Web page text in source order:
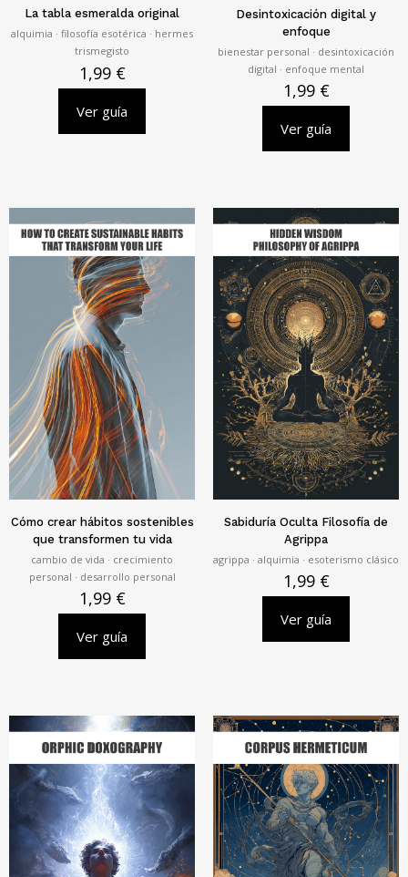
La tabla esmeralda original
alquimia · filosofía esotérica · hermes
trismegisto
1,99 €
Ver guía
Desintoxicación digital y
enfoque
bienestar personal · desintoxicación
digital · enfoque mental
1,99 €
Ver guía
Cómo crear hábitos sostenibles
que transformen tu vida
cambio de vida · crecimiento
personal · desarrollo personal
1,99 €
Ver guía
Sabiduría Oculta Filosofía de
Agrippa
agrippa · alquimia · esoterismo clásico
1,99 €
Ver guía